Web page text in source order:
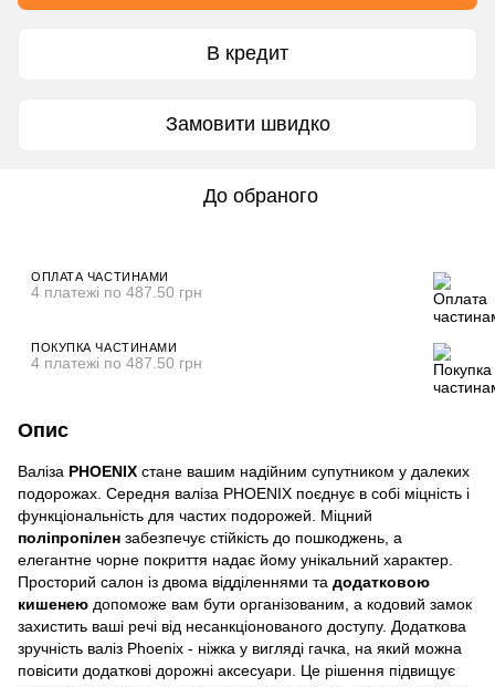
В кредит
Замовити швидко
До обраного
ОПЛАТА ЧАСТИНАМИ
4 платежі по 487.50 грн
ПОКУПКА ЧАСТИНАМИ
4 платежі по 487.50 грн
Опис
Валіза PHOENIX стане вашим надійним супутником у далеких
подорожах. Середня валіза PHOENIX поєднує в собі міцність і
функціональність для частих подорожей. Міцний
поліпропілен забезпечує стійкість до пошкоджень, а
елегантне чорне покриття надає йому унікальний характер.
Просторий салон із двома відділеннями та додатковою
кишенею допоможе вам бути організованим, а кодовий замок
захистить ваші речі від несанкціонованого доступу. Додаткова
зручність валіз Phoenix - ніжка у вигляді гачка, на який можна
повісити додаткові дорожні аксесуари. Це рішення підвищує